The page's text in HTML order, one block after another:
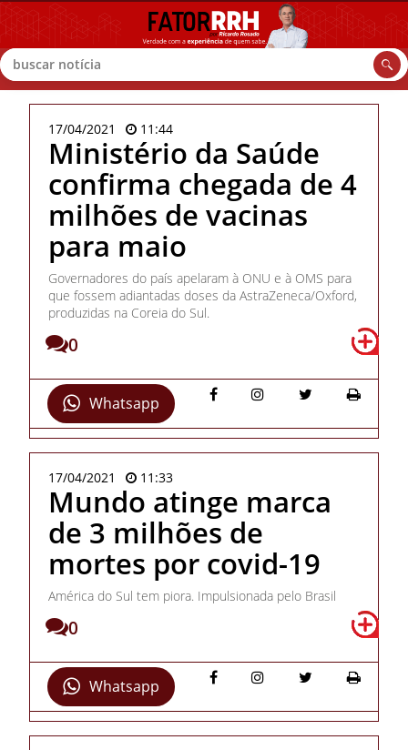
Buscar
17/04/2021 11:44
Ministério da Saúde
confirma chegada de 4
milhões de vacinas
para maio
Governadores do país apelaram à ONU e à OMS para
que fossem adiantadas doses da AstraZeneca/Oxford,
produzidas na Coreia do Sul.
0
Whatsapp
17/04/2021 11:33
Mundo atinge marca
de 3 milhões de
mortes por covid-19
América do Sul tem piora. Impulsionada pelo Brasil
0
Whatsapp